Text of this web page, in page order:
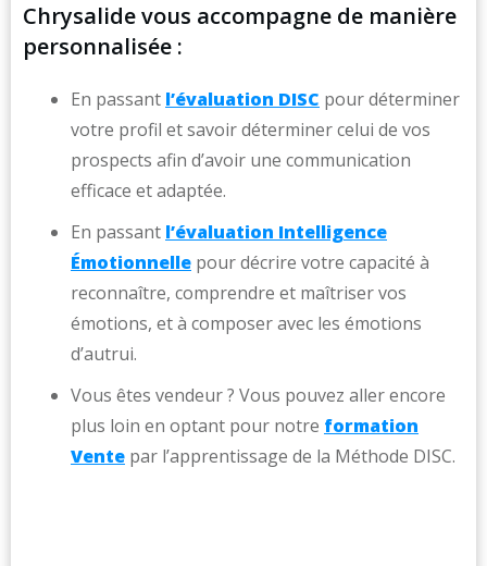
Chrysalide vous accompagne de manière
personnalisée :
En passant l’évaluation DISC pour déterminer
votre profil et savoir déterminer celui de vos
prospects afin d’avoir une communication
efficace et adaptée.
En passant l’évaluation Intelligence
Émotionnelle pour décrire votre capacité à
reconnaître, comprendre et maîtriser vos
émotions, et à composer avec les émotions
d’autrui.
Vous êtes vendeur ? Vous pouvez aller encore
plus loin en optant pour notre formation
Vente par l’apprentissage de la Méthode DISC.